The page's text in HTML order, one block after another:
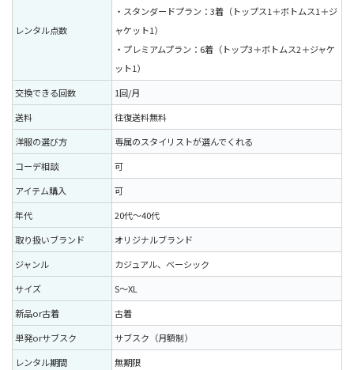
レンタル点数
・スタンダードプラン：3着（トップス1＋ボトムス1＋ジ
ャケット1）
・プレミアムプラン：6着（トップ3＋ボトムス2＋ジャケ
ット1）
交換できる回数
1回/月
送料
往復送料無料
洋服の選び方
専属のスタイリストが選んでくれる
コーデ相談
可
アイテム購入
可
年代
20代〜40代
取り扱いブランド
オリジナルブランド
ジャンル
カジュアル、ベーシック
サイズ
S〜XL
新品or古着
古着
単発orサブスク
サブスク（月額制）
レンタル期間
無期限